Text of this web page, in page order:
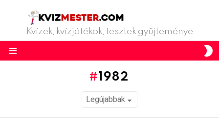
Kvízek, kvízjátékok, tesztek gyűjteménye
1982